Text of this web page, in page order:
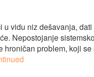
vidu niz dešavanja,
Nepostojanje
hroničan problem, koji